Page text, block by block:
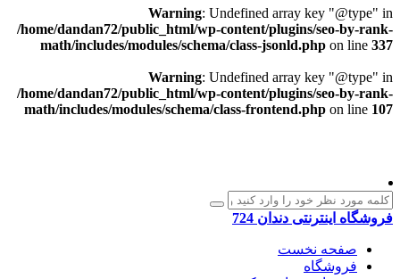
Warning: Undefined array key "@type" in
/home/dandan72/public_html/wp-content/plugins/seo-by-rank-
math/includes/modules/schema/class-jsonld.php on line 337
Warning: Undefined array key "@type" in
/home/dandan72/public_html/wp-content/plugins/seo-by-rank-
math/includes/modules/schema/class-frontend.php on line 107
فروشگاه اینترنتی دندان 724
صفحه نخست
فروشگاه